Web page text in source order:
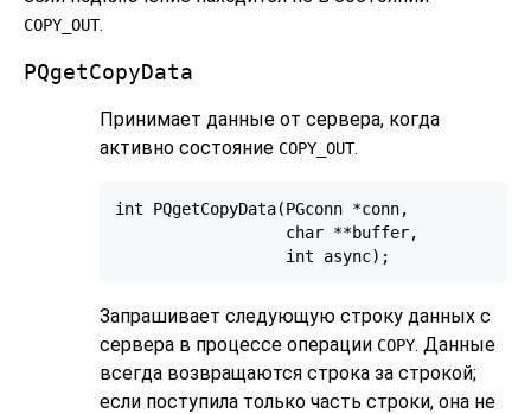
COPY_OUT.
PQgetCopyData
Принимает данные от сервера, когда
активно состояние COPY_OUT.
int PQgetCopyData(PGconn *conn,
                  char **buffer,
Запрашивает следующую строку данных с
сервера в процессе операции COPY. Данные
всегда возвращаются строка за строкой;
если поступила только часть строки, она не